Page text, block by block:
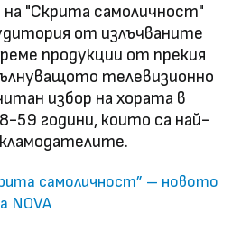
"Скрита самоличност"
от излъчваните
продукции от прекия
телевизионно
избор на хората в
59 години, които са най-
самоличност” – новото
NOVA